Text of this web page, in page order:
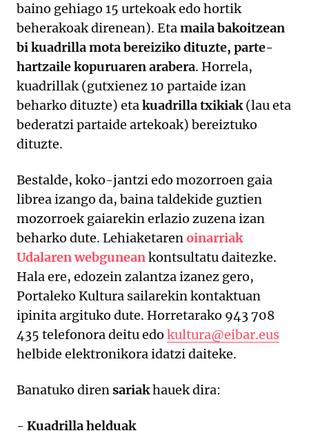
baino gehiago 15 urtekoak edo hortik
beherakoak direnean). Etamaila bakoitzean
bi kuadrilla mota bereiziko dituzte, parte-
hartzaile kopuruaren arabera. Horrela,
kuadrillak (gutxienez 10 partaide izan
beharko dituzte) etakuadrilla txikiak(lau eta
bederatzi partaide artekoak) bereiztuko
dituzte.
Bestalde, koko-jantzi edo mozorroen gaia
librea izango da, baina taldekide guztien
mozorroek gaiarekin erlazio zuzena izan
beharko dute. Lehiaketarenoinarriak
Udalaren webguneankontsultatu daitezke.
Hala ere, edozein zalantza izanez gero,
Portaleko Kultura sailarekin kontaktuan
ipinita argituko dute. Horretarako 943 708
435 telefonora deitu edo kultura@eibar.eus
helbide elektronikora idatzi daiteke.
Banatuko dirensariakhauek dira:
- Kuadrilla helduak